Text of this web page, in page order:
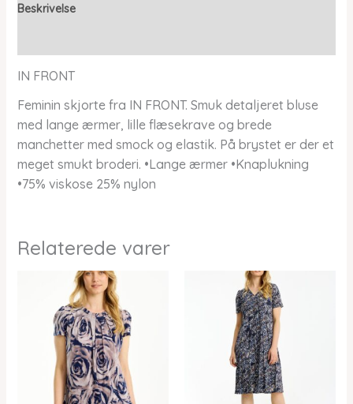
Beskrivelse
IN FRONT
Feminin skjorte fra IN FRONT. Smuk detaljeret bluse
med lange ærmer, lille flæsekrave og brede
manchetter med smock og elastik. På brystet er der et
meget smukt broderi. •Lange ærmer •Knaplukning
•75% viskose 25% nylon
Relaterede varer